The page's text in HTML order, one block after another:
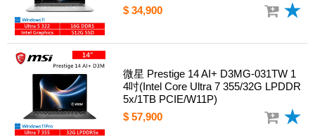
$ 34,900
微星 Prestige 14 AI+ D3MG-031TW 1
4吋(Intel Core Ultra 7 355/32G LPDDR
5x/1TB PCIE/W11P)
$ 57,900